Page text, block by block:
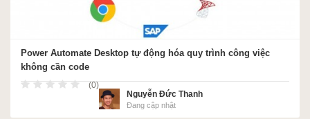
Power Automate Desktop tự động hóa quy trình công việc
không cần code
(0)
Nguyễn Đức Thanh
Đang cập nhật